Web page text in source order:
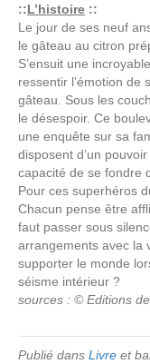
::L’histoire ::
Le jour de ses neuf
le gâteau au citron
S’ensuit une
ressentir l’émotion de
gâteau. Sous les
le désespoir. Ce
une enquête sur sa
disposent d’un
capacité de se fondre
Pour ces superhéros
Chacun pense être
faut passer sous
arrangements avec la
supporter le monde
séisme intérieur ?
sources : © Editions
Publié dans Livre et